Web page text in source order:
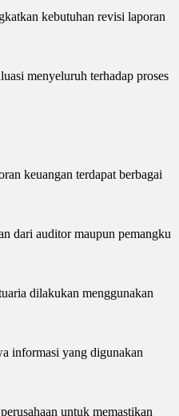
kebutuhan revisi laporan
menyeluruh terhadap proses
keuangan terdapat berbagai
dari auditor maupun pemangku
dilakukan menggunakan
informasi yang digunakan
untuk memastikan